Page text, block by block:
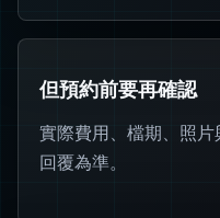
但預約前要再確認
實際費用、檔期、照
回覆為準。